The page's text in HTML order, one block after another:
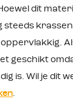
dit
steeds
geschikt
is. Wil je dit
.